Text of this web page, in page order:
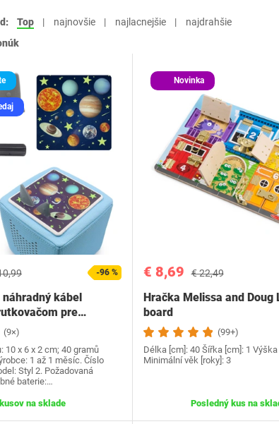
Top najnovšie najlacnejšie
najdrahšie
-96 %
kábel
pre…
(9×)
10 x 6 x 2 cm; 40 gramů
1 až 1 měsíc. Číslo
Styl 2. Požadovaná
baterie:…
na sklade
Novinka
€ 8,69 € 22,49
Hračka Melissa and Doug
board
(99+)
Délka [cm]: 40 Šířka [cm]: 1
Minimální věk [roky]: 3
Posledný kus na